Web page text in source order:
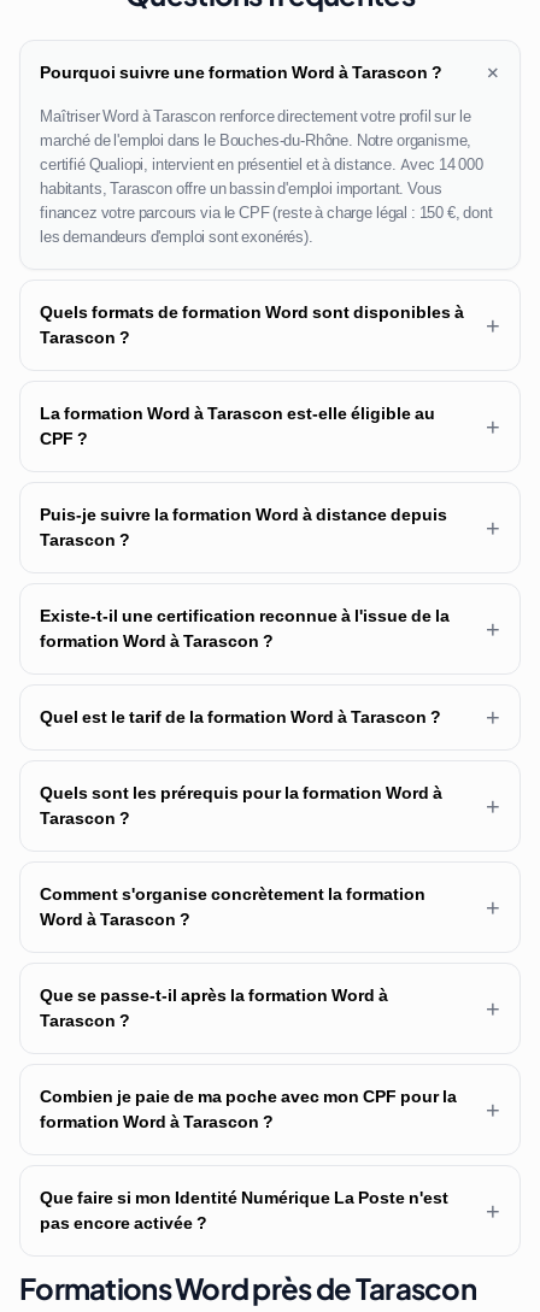
Pourquoi suivre une formation Word à Tarascon ? +
Maîtriser Word à Tarascon renforce directement votre profil sur le
marché de l'emploi dans le Bouches-du-Rhône. Notre organisme,
certifié Qualiopi, intervient en présentiel et à distance. Avec 14 000
habitants, Tarascon offre un bassin d'emploi important. Vous
financez votre parcours via le CPF (reste à charge légal : 150 €, dont
les demandeurs d'emploi sont exonérés).
Quels formats de formation Word sont disponibles à
Tarascon ?
+
La formation Word à Tarascon est-elle éligible au
CPF ?
+
Puis-je suivre la formation Word à distance depuis
Tarascon ?
+
Existe-t-il une certification reconnue à l'issue de la
formation Word à Tarascon ?
+
Quel est le tarif de la formation Word à Tarascon ? +
Quels sont les prérequis pour la formation Word à
Tarascon ?
+
Comment s'organise concrètement la formation
Word à Tarascon ?
+
Que se passe-t-il après la formation Word à
Tarascon ?
+
Combien je paie de ma poche avec mon CPF pour la
formation Word à Tarascon ?
+
Que faire si mon Identité Numérique La Poste n'est
pas encore activée ?
+
Formations Word près de Tarascon